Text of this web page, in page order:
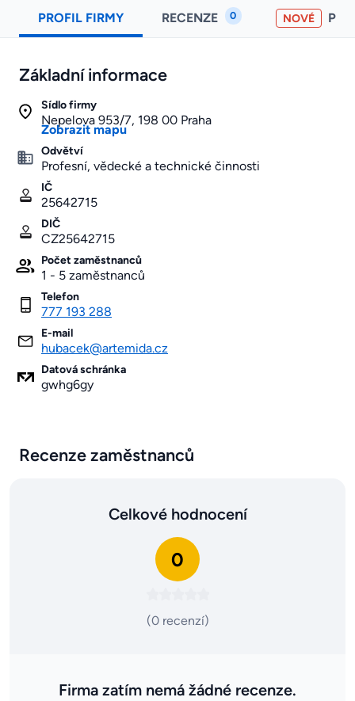
PROFIL FIRMY RECENZE 0 NOVÉ
Základní informace
Sídlo firmy
Nepelova 953/7, 198 00 Praha
Zobrazit mapu
Odvětví
Profesní, vědecké a technické činnosti
IČ
25642715
DIČ
CZ25642715
Počet zaměstnanců
1 - 5 zaměstnanců
Telefon
777 193 288
E-mail
hubacek@artemida.cz
Datová schránka
gwhg6gy
Recenze zaměstnanců
Celkové hodnocení
0
(0 recenzí)
Firma zatím nemá žádné recenze.